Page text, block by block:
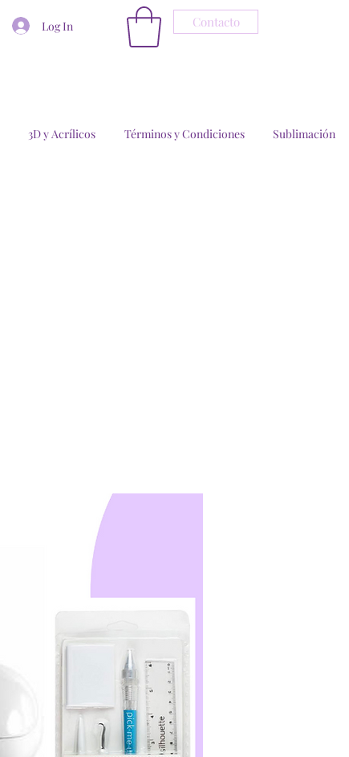
Log In Contacto
3D y Acrílicos Términos y Condiciones Sublimación